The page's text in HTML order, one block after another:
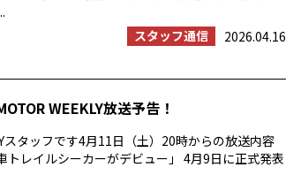
スタッフ通信
2026.04.16
WEEKLY放送予告！
スタッフです4月11日（土）20時からの放送内容
トレイルシーカーがデビュー」 4月9日に正式発表